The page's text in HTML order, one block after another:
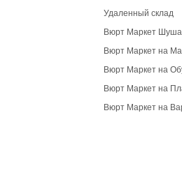
Удаленный склад
Вюрт Маркет
Вюрт Маркет на
Вюрт Маркет на
Вюрт Маркет на
Вюрт Маркет на